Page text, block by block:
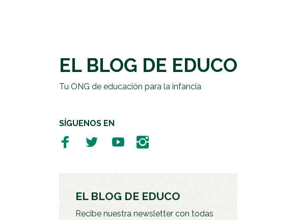
EL BLOG DE EDUCO
Tu ONG de educación para la infancia
SÍGUENOS EN
EL BLOG DE EDUCO
Recibe nuestra newsletter con todas